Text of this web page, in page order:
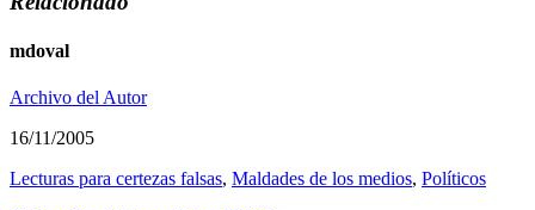
mdoval
Archivo del Autor
16/11/2005
Lecturas para certezas falsas, Maldades de los medios, Polí­ticos